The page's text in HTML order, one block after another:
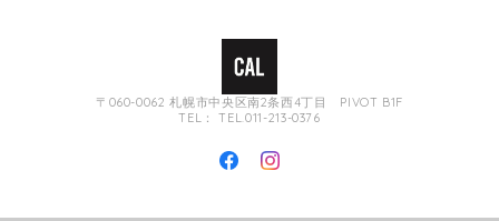
〒060-0062 札幌市中央区南2条西4丁目 PIVOT B1F
TEL： TEL.011-213-0376